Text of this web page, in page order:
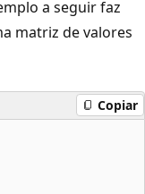
a seguir faz
matriz de valores
Copiar